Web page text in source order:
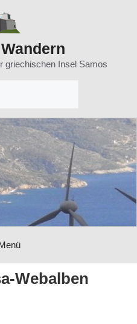
griechischen Insel Samos
Webalben